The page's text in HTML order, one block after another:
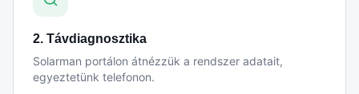
2. Távdiagnosztika
Solarman portálon átnézzük a rendszer adatait,
egyeztetünk telefonon.